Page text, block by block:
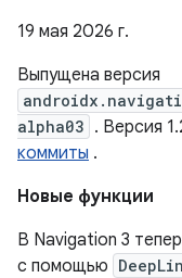
19 мая 2026 г.
Выпущена версия
alpha03 . Версия
коммиты .
Новые функции
В Navigation 3
с помощью